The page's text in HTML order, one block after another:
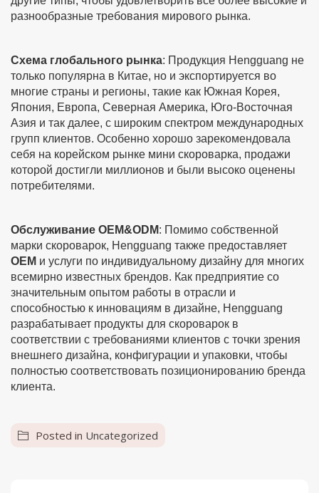
разнообразные требования мирового рынка.
Схема глобального рынка: Продукция Hengguang не
только популярна в Китае, но и экспортируется во
многие страны и регионы, такие как Южная Корея,
Япония, Европа, Северная Америка, Юго-Восточная
Азия и так далее, с широким спектром международных
групп клиентов. Особенно хорошо зарекомендовала
себя на корейском рынке мини скороварка, продажи
которой достигли миллионов и были высоко оценены
потребителями.
Обслуживание OEM&ODM: Помимо собственной
марки скороварок, Hengguang также предоставляет
OEM и услуги по индивидуальному дизайну для многих
всемирно известных брендов. Как предприятие со
значительным опытом работы в отрасли и
способностью к инновациям в дизайне, Hengguang
разрабатывает продукты для скороварок в
соответствии с требованиями клиентов с точки зрения
внешнего дизайна, конфигурации и упаковки, чтобы
полностью соответствовать позиционированию бренда
клиента.
Posted in Uncategorized